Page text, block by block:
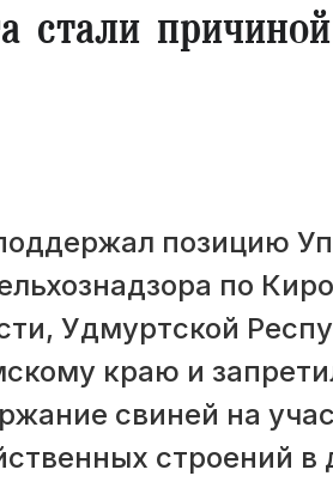
стали
позицию
по
Удмуртской
краю и
свиней на
строений в